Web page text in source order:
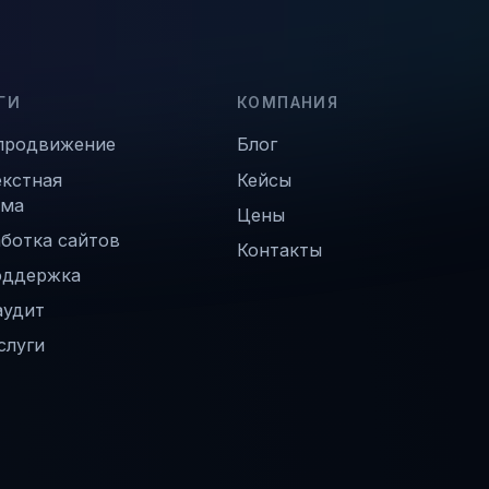
сайтов
КОМПАНИЯ
Блог
Кейсы
Цены
Контакты